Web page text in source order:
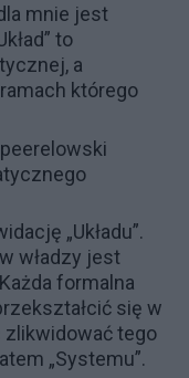
mnie jest
to
a
którego
„Układu”.
władzy jest
formalna
się w
zlikwidować tego
„Systemu”.